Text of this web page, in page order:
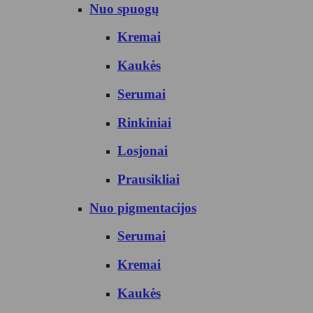
Nuo spuogų
Kremai
Kaukės
Serumai
Rinkiniai
Losjonai
Prausikliai
Nuo pigmentacijos
Serumai
Kremai
Kaukės